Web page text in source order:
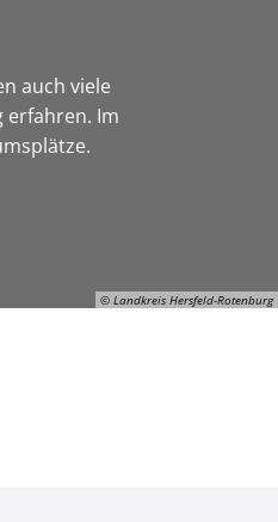
© Landkreis Hersfeld-Rotenburg
auch viele
erfahren. Im